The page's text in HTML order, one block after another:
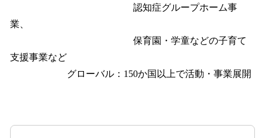
認知症グループホーム事
業、
保育園・学童などの子育て
支援事業など
グローバル：150か国以上で活動・事業展開